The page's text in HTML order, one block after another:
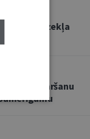
līdzekļa
aizskaršanu